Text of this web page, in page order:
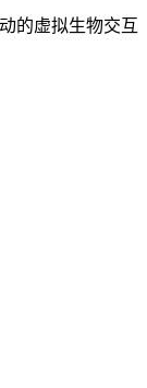
的虚拟生物交互